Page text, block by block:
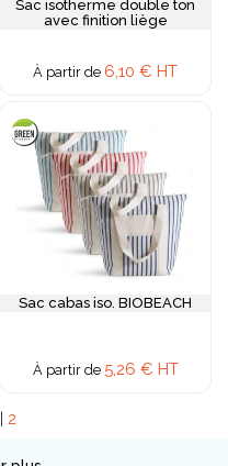
Sac isotherme double ton
avec finition liège
À partir de 6,10 € HT
Sac cabas iso. BIOBEACH
À partir de 5,26 € HT
2